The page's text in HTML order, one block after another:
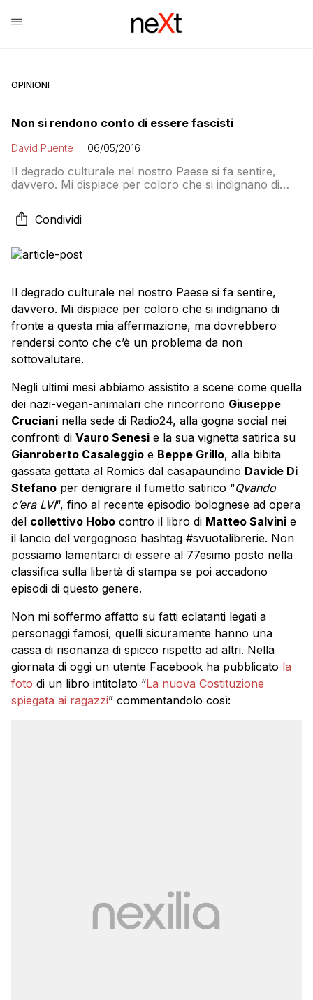
OPINIONI
Non si rendono conto di essere fascisti
David Puente 06/05/2016
Il degrado culturale nel nostro Paese si fa sentire,
davvero. Mi dispiace per coloro che si indignano di
rendersi conto che c’è un problema da non
sottovalutare. Negli ultimi mesi abbiamo assistito a
rincorrono Giuseppe Cruciani nella sede di Radio24,
alla gogna social […]
Condividi
Il degrado culturale nel nostro Paese si fa sentire,
davvero. Mi dispiace per coloro che si indignano di
fronte a questa mia affermazione, ma dovrebbero
rendersi conto che c’è un problema da non
sottovalutare.
Negli ultimi mesi abbiamo assistito a scene come quella
dei nazi-vegan-animalari che rincorrono Giuseppe
Cruciani nella sede di Radio24, alla gogna social nei
confronti di Vauro Senesi e la sua vignetta satirica su
Gianroberto Casaleggio e Beppe Grillo, alla bibita
gassata gettata al Romics dal casapaundino Davide Di
Stefano per denigrare il fumetto satirico “Qvando
c’era LVI“, fino al recente episodio bolognese ad opera
del collettivo Hobo contro il libro di Matteo Salvini e
il lancio del vergognoso hashtag #‎svuotalibrerie‬. Non
possiamo lamentarci di essere al 77esimo posto nella
classifica sulla libertà di stampa se poi accadono
episodi di questo genere.
Non mi soffermo affatto su fatti eclatanti legati a
personaggi famosi, quelli sicuramente hanno una
cassa di risonanza di spicco rispetto ad altri. Nella
giornata di oggi un utente Facebook ha pubblicato la
foto di un libro intitolato “La nuova Costituzione
spiegata ai ragazzi” commentandolo così: